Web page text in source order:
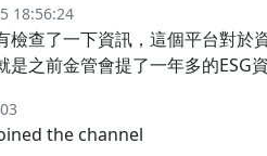
18:56:24
檢查了一下資訊，這個平台對
是之前金管會提了一年多的ESG
the channel